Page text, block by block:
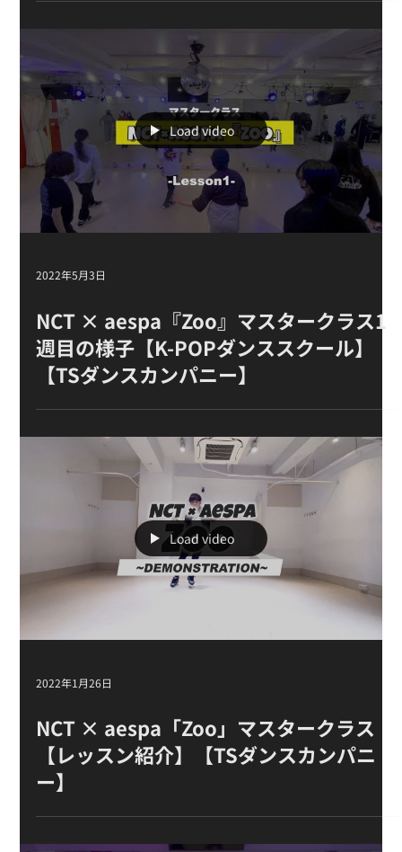
NCT × aespa『Zoo』 マスタークラス 2
週目の様子【K-POPダンススクール】
【TSダンスカンパニー】
Load video
NCT × aespa『Zoo』マスタークラス1
週目の様子【K-POPダンススクール】
【TSダンスカンパニー】
Load video